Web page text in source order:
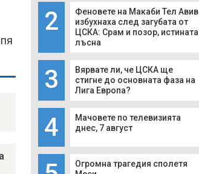
2
Феновете на Макаби Тел Авив
избухнаха след загубата от
ЦСКА: Срам и позор, истината
лъсна
3
Вярвате ли, че ЦСКА ще
стигне до основната фаза на
Лига Европа?
4
Мачовете по телевизията
днес, 7 август
Огромна трагедия сполетя